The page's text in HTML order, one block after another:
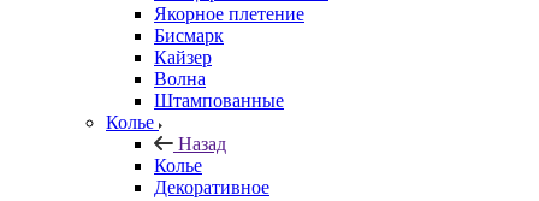
Якорное плетение
Бисмарк
Кайзер
Волна
Штампованные
Колье
Назад
Колье
Декоративное